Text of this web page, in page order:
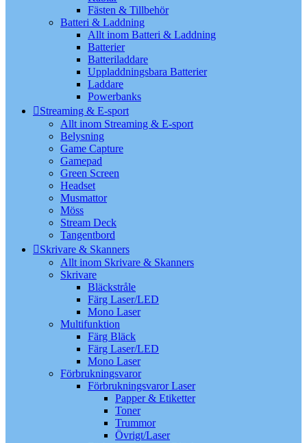
Fästen & Tillbehör
Batteri & Laddning
Allt inom Batteri & Laddning
Batterier
Batteriladdare
Uppladdningsbara Batterier
Laddare
Powerbanks
Streaming & E-sport
Allt inom Streaming & E-sport
Belysning
Game Capture
Gamepad
Green Screen
Headset
Musmattor
Möss
Stream Deck
Tangentbord
Skrivare & Skanners
Allt inom Skrivare & Skanners
Skrivare
Bläckstråle
Färg Laser/LED
Mono Laser
Multifunktion
Färg Bläck
Färg Laser/LED
Mono Laser
Förbrukningsvaror
Förbrukningsvaror Laser
Papper & Etiketter
Toner
Trummor
Övrigt/Laser